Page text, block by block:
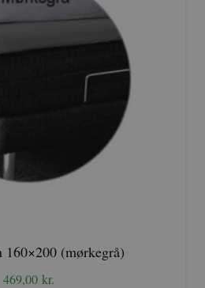
160×200 (mørkegrå)
469,00 kr.